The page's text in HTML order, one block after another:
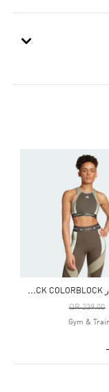
ح
مّالة صدر TECHFIT MEDIUM-SUPPORT HIGH-NECK COLORBLOCK
Price Reduced From
QR 239.00
To
Price Reduced From